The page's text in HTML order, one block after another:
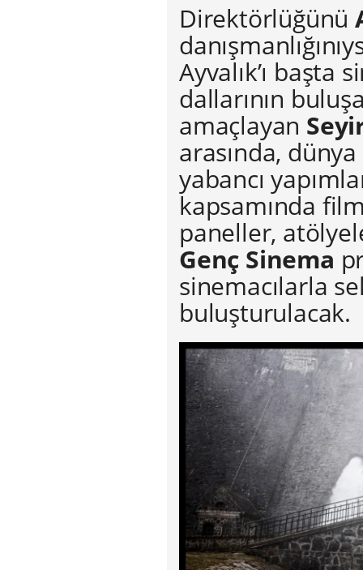
Direktörlüğünü
Ayvalık’ı başta
dallarının
amaçlayan
arasında,
yabancı
kapsamında
paneller,
Genç Sinema
sinemacılarla
buluşturulacak.